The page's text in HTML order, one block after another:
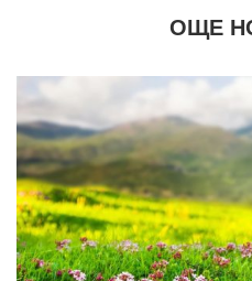
ОЩЕ